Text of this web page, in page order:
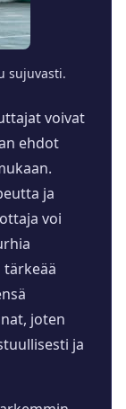
sujuvasti.
voivat
ehdot
ja
voi
joten
ja